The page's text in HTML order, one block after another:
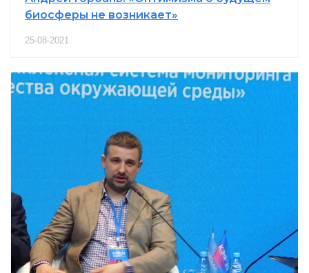
биосферы не возникает»
25-08-2021